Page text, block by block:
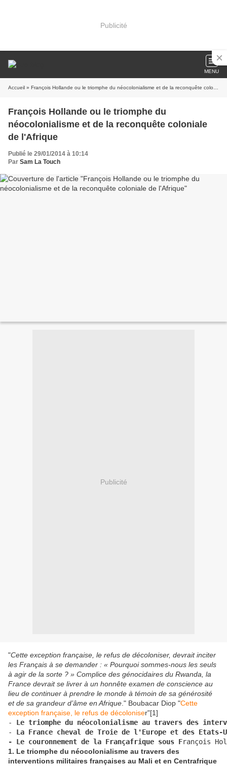
Publicité
MENU
Accueil » François Hollande ou le triomphe du néocolonialisme et de la reconquête coloniale de l'Afrique
François Hollande ou le triomphe du
néocolonialisme et de la reconquête coloniale
de l'Afrique
Publié le 29/01/2014 à 10:14
Par Sam La Touch
Publicité
"Cette exception française, le refus de décoloniser, devrait inciter
les Français à se demander : « Pourquoi sommes-nous les seuls
à agir de la sorte ? » Complice des génocidaires du Rwanda, la
France devrait se livrer à un honnête examen de conscience au
lieu de continuer à prendre le monde à témoin de sa générosité
et de sa grandeur d’âme en Afrique ." Boubacar Diop "Cette
exception française, le refus de décoloniser"[1]
-
Le triomphe du néocolonialisme au travers des
- La France cheval de Troie de l'Europe et des
- Le couronnement de la Françafrique sous François
1. Le triomphe du néocolonialisme au travers des
interventions militaires françaises au Mali et en Centrafrique